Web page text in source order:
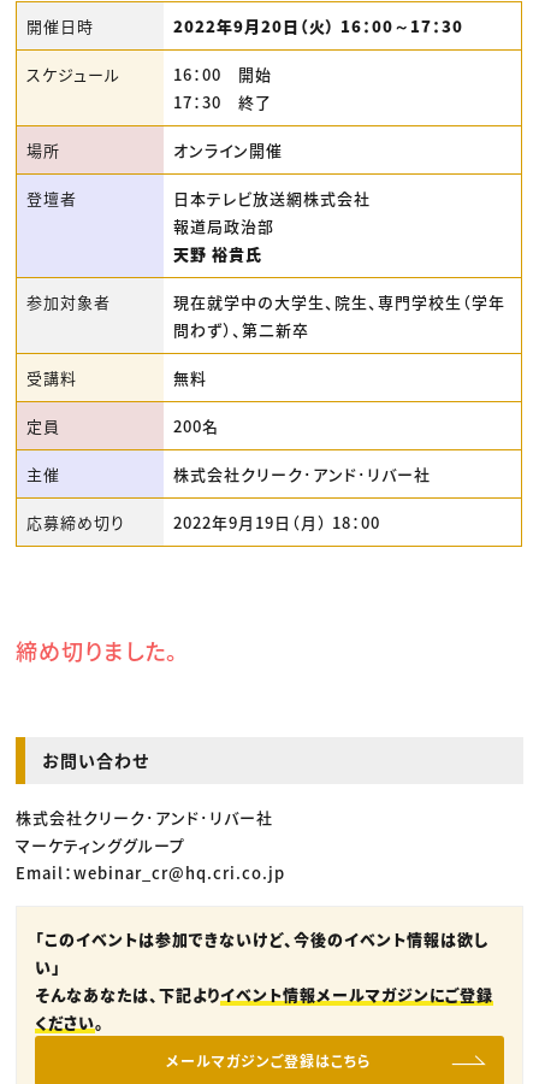
開催日時 2022年9月20日（火） 16：00～17：30
スケジュール
16：00 開始
17：30 終了
場所 オンライン開催
登壇者
日本テレビ放送網株式会社
報道局政治部
天野 裕貴氏
参加対象者
現在就学中の大学生、院生、専門学校生（学年
問わず）、第二新卒
受講料 無料
定員 200名
主催 株式会社クリーク･アンド･リバー社
応募締め切り 2022年9月19日（月） 18：00
締め切りました。
お問い合わせ
株式会社クリーク･アンド･リバー社
マーケティンググループ
Email：webinar_cr@hq.cri.co.jp
「このイベントは参加できないけど、今後のイベント情報は欲し
い」
そんなあなたは、下記よりイベント情報メールマガジンにご登録
ください。
メールマガジンご登録はこちら